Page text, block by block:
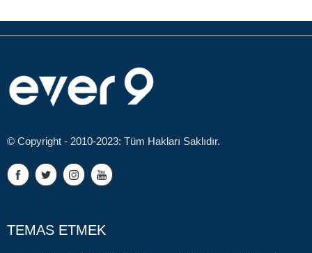
© Copyright - 2010-2023: Tüm Hakları Saklıdır.
TEMAS ETMEK